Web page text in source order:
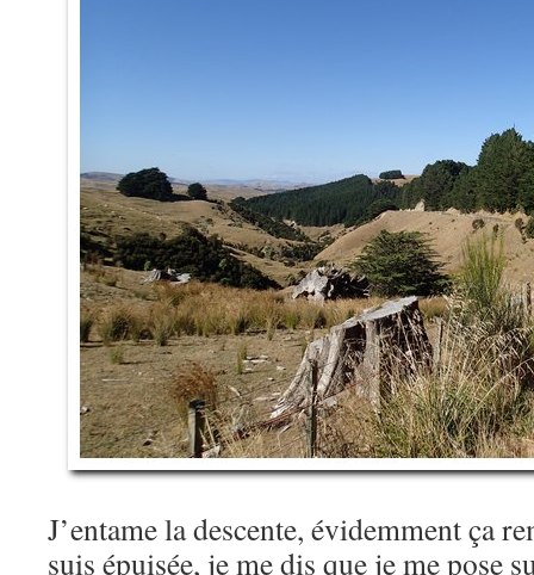
J’entame la descente, évidemment ça
suis épuisée, je me dis que je me pose